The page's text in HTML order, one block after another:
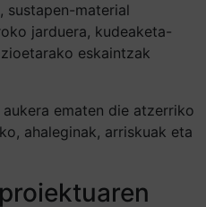
sustapen-material
jarduera, kudeaketa-
eskaintzak
ematen die atzerriko
ahaleginak, arriskuak eta